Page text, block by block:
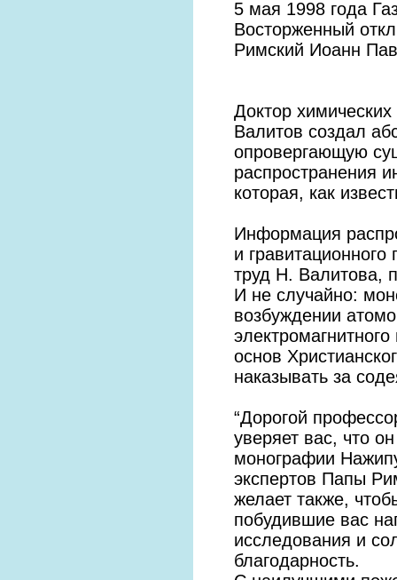
5 мая 1998 года
Восторженный
Римский Иоанн
Доктор
Валитов создал
опровергающую
распространения
которая, как
Информация
и
труд Н. Валитова,
И не случайно:
возбуждении
основ
наказывать за
“Дорогой
уверяет вас, что
монографии
экспертов Папы
желает также,
побудившие вас
исследования и
благодарность.